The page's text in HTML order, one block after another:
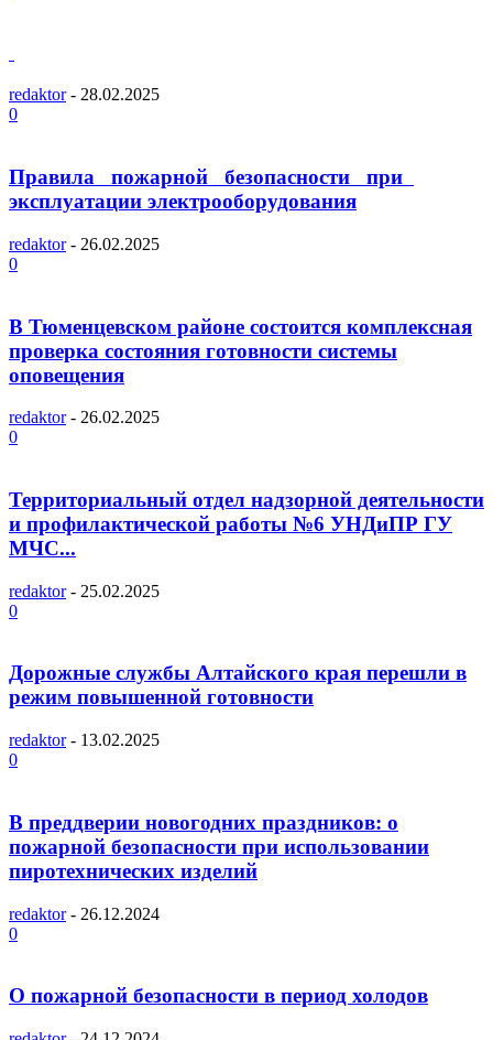
redaktor - 28.02.2025
0
Правила пожарной безопасности при
эксплуатации электрооборудования
redaktor - 26.02.2025
0
В Тюменцевском районе состоится комплексная
проверка состояния готовности системы
оповещения
redaktor - 26.02.2025
0
Территориальный отдел надзорной деятельности
и профилактической работы №6 УНДиПР ГУ
МЧС...
redaktor - 25.02.2025
0
Дорожные службы Алтайского края перешли в
режим повышенной готовности
redaktor - 13.02.2025
0
В преддверии новогодних праздников: о
пожарной безопасности при использовании
пиротехнических изделий
redaktor - 26.12.2024
0
О пожарной безопасности в период холодов